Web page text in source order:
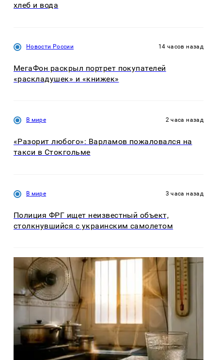
хлеб и вода
Новости России 14 часов назад
МегаФон раскрыл портрет покупателей
«раскладушек» и «книжек»
В мире 2 часа назад
«Разорит любого»: Варламов пожаловался на
такси в Стокгольме
В мире 3 часа назад
Полиция ФРГ ищет неизвестный объект,
столкнувшийся с украинским самолетом